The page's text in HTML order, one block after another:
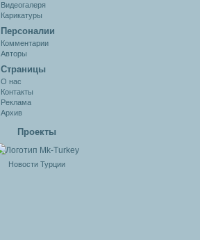
Видеогалеря
Карикатуры
Персоналии
Комментарии
Авторы
Cтраницы
О нас
Контакты
Реклама
Архив
Проекты
Новости Турции